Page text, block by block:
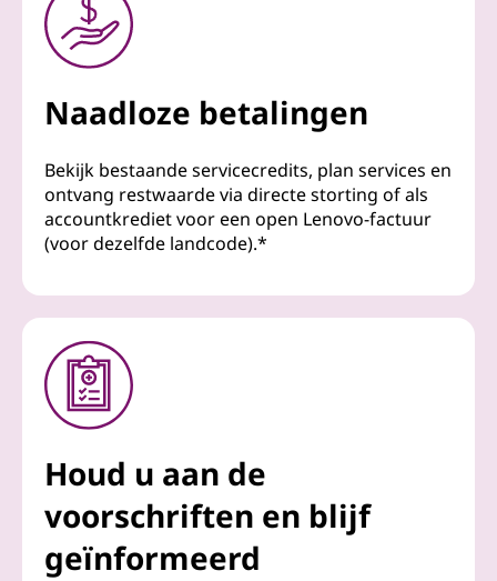
Naadloze betalingen
Bekijk bestaande servicecredits, plan services en
ontvang restwaarde via directe storting of als
accountkrediet voor een open Lenovo-factuur
(voor dezelfde landcode).*
Houd u aan de
voorschriften en blijf
geïnformeerd